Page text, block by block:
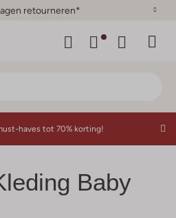
retourneren*
haves tot 70% korting!
Baby